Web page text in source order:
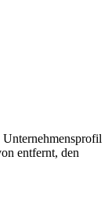
entfernt, den